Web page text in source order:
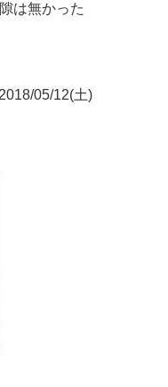
は無かった
2018/05/12(土)